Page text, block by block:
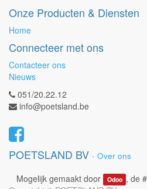
Onze Producten & Diensten
Home
Connecteer met ons
Contacteer ons
Nieuws
051/20.22.12
info@poetsland.be
POETSLAND BV - Over ons
Mogelijk gemaakt door Odoo , de